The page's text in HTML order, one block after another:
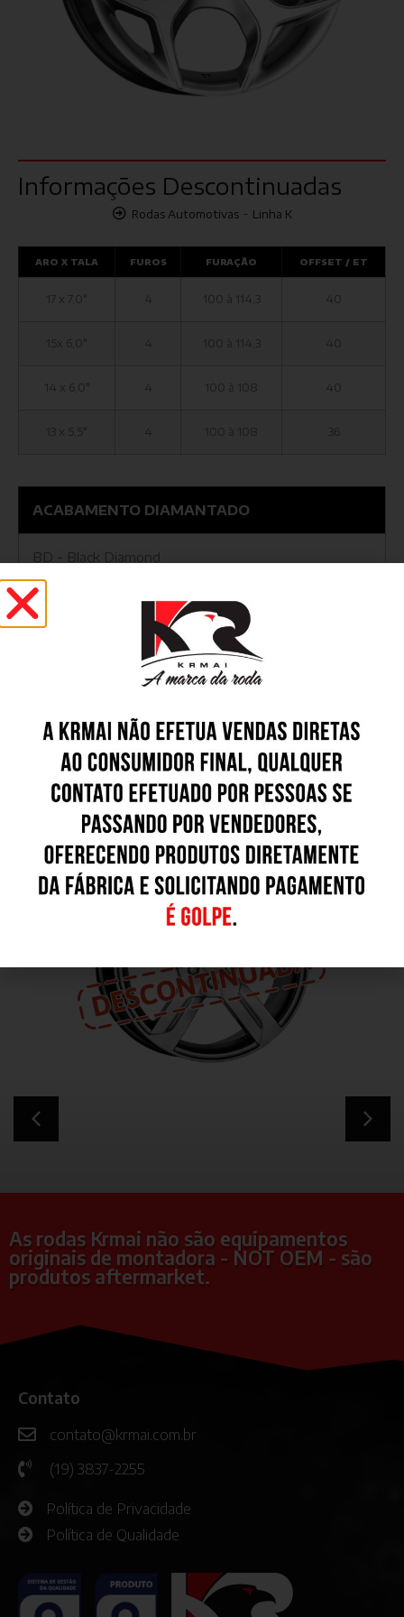
Informações Descontinuadas
Rodas Automotivas- Linha K
ARO X TALA FUROS FURAÇÃO OFFSET / ET
17 x 7,0" 4 100 à 114,3 40
15x 6,0" 4 100 à 114,3 40
14 x 6,0" 4 100 à 108 40
13 x 5,5" 4 36
ACABAMENTO DIAMANTADO
BD - Black Diamond
GD - Graphite Diamond
Outros Modelos
As rodas Krmai não são equipamentos
originais de montadora - NOT OEM - são
produtos aftermarket.
Contato
contato@krmai.com.br
(19) 3837-2255
Política de Privacidade
Política de Qualidade